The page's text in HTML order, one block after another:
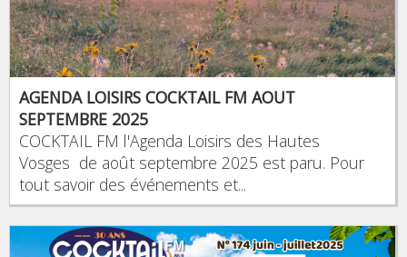
AGENDA LOISIRS COCKTAIL FM AOUT
SEPTEMBRE 2025
COCKTAIL FM l'Agenda Loisirs des Hautes
Vosges de août septembre 2025 est paru. Pour
tout savoir des événements et...